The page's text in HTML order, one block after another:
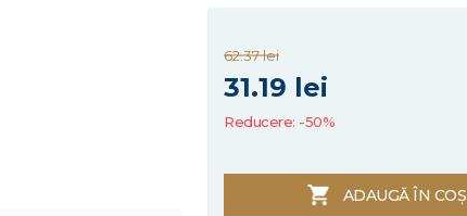
62.37 lei
31.19 lei
Reducere: -50%
ADAUGĂ ÎN COȘ